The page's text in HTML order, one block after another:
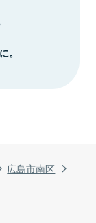
広島市南区
。